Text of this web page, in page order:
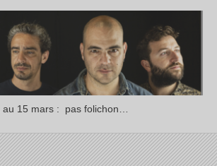
au 15 mars : pas folichon…